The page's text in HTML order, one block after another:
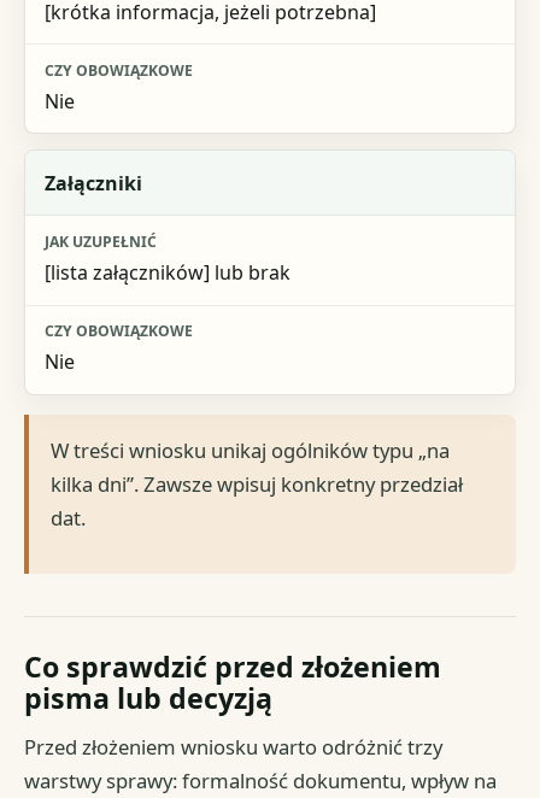
[krótka informacja, jeżeli potrzebna]
Nie
Załączniki
[lista załączników] lub brak
Nie
W treści wniosku unikaj ogólników typu „na
kilka dni”. Zawsze wpisuj konkretny przedział
dat.
Co sprawdzić przed złożeniem
pisma lub decyzją
Przed złożeniem wniosku warto odróżnić trzy
warstwy sprawy: formalność dokumentu, wpływ na